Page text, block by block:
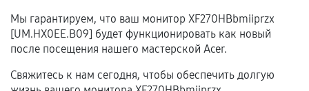
Мы гарантируем, что ваш монитор XF270HBbmiiprzx
[UM.HX0EE.B09] будет функционировать как новый
после посещения нашего мастерской Acer.
Свяжитесь к нам сегодня, чтобы обеспечить долгую